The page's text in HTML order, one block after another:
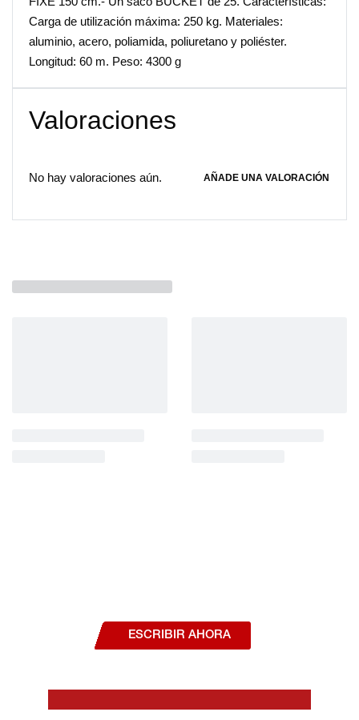
Carga de utilización máxima: 250 kg. Materiales:
aluminio, acero, poliamida, poliuretano y poliéster.
Longitud: 60 m. Peso: 4300 g
Valoraciones
No hay valoraciones aún. AÑADE UNA VALORACIÓN
ESCRIBIR AHORA